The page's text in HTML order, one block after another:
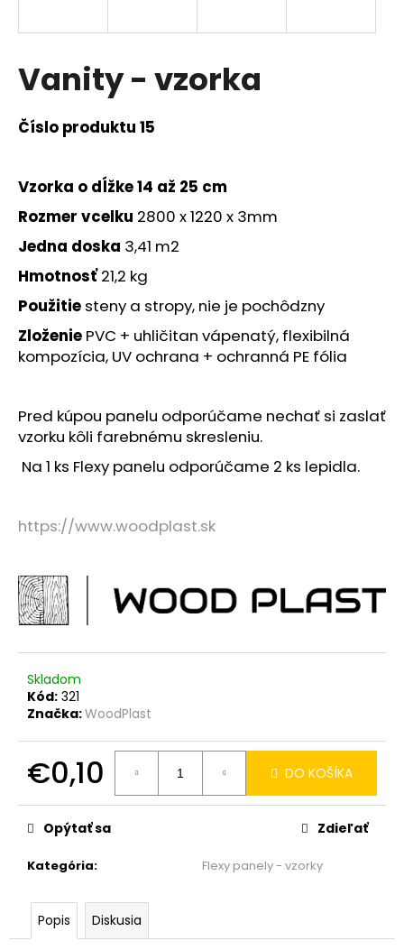
Vanity - vzorka
Číslo produktu 15
Vzorka o dĺžke 14 až 25 cm
Rozmer vcelku 2800 x 1220 x 3mm
Jedna doska 3,41 m2
Hmotnosť21,2 kg
Použitie steny a stropy, nie je pochôdzny
Zloženie PVC + uhličitan vápenatý, flexibilná
kompozícia, UV ochrana + ochranná PE fólia
Pred kúpou panelu odporúčame nechať si zaslať
vzorku kôli farebnému skresleniu.
Na 1 ks Flexy panelu odporúčame 2 ks lepidla.
https://www.woodplast.sk
Skladom
Kód: 321
Značka:WoodPlast
€0,10 DO KOŠÍKA
Kategória: Flexy panely - vzorky
Opýtať sa Zdieľať
Popis Diskusia
s
ť
?
HĽADAŤ
O
d
p
o
r
č
a
m
e
TELESKOPICKÝ
TERČ
€2,90